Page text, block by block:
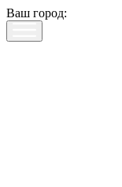
Ваш город: